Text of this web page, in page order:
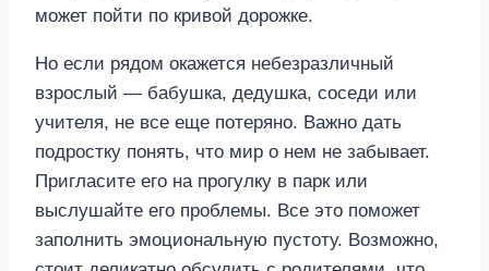
может пойти по кривой дорожке.
Но если рядом окажется небезразличный
взрослый — бабушка, дедушка, соседи или
учителя, не все еще потеряно. Важно дать
подростку понять, что мир о нем не забывает.
Пригласите его на прогулку в парк или
выслушайте его проблемы. Все это поможет
заполнить эмоциональную пустоту. Возможно,